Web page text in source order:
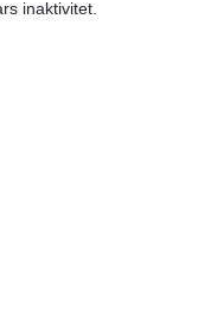
inaktivitet.